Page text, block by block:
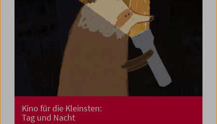
Kino für die Kleinsten:
Tag und Nacht